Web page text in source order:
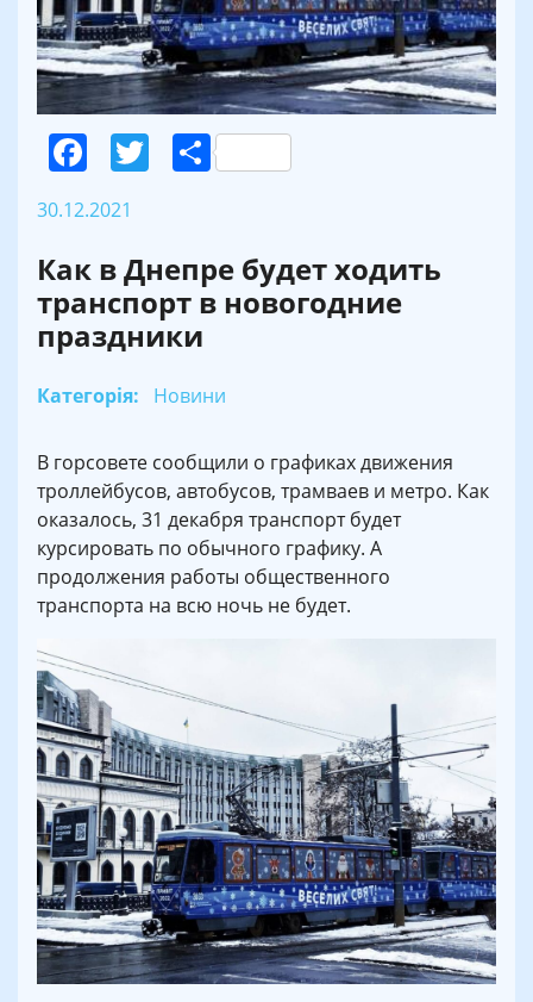
Facebook
Twitter
Поділитися
30.12.2021
Как в Днепре будет ходить
транспорт в новогодние
праздники
Категорія: Новини
В горсовете сообщили о графиках движения
троллейбусов, автобусов, трамваев и метро. Как
оказалось, 31 декабря транспорт будет
курсировать по обычного графику. А
продолжения работы общественного
транспорта на всю ночь не будет.